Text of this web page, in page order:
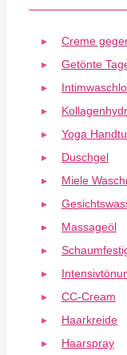
Creme
Getönte
Yoga
Duschgel
Miele
Massageöl
CC-Cream
Haarkreide
Haarspray